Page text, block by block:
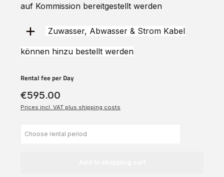
auf Kommission bereitgestellt werden
Zuwasser, Abwasser & Strom Kabel
können hinzu bestellt werden
Rental fee per Day
€595.00
Prices incl. VAT plus shipping costs